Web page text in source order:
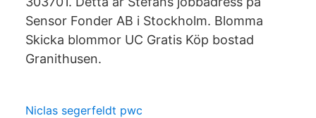
Sensor Fonder AB i Stockholm. Blomma
Skicka blommor UC Gratis Köp bostad
Granithusen.
Niclas segerfeldt pwc